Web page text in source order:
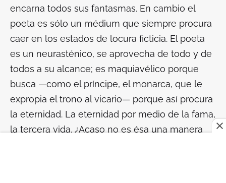
encarna todos sus fantasmas. En cambio el
poeta es sólo un médium que siempre procura
caer en los estados de locura ficticia. El poeta
es un neurasténico, se aprovecha de todo y de
todos a su alcance; es maquiavélico porque
busca —como el príncipe, el monarca, que le
expropia el trono al vicario— porque así procura
la eternidad. La eternidad por medio de la fama,
la tercera vida. ¿Acaso no es ésa una manera